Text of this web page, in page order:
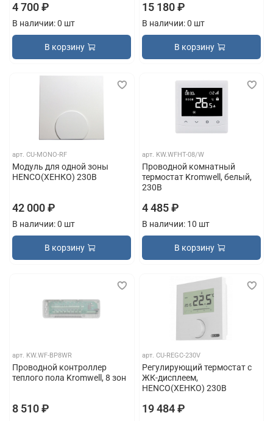
4 700 ₽
В наличии: 0 шт
В корзину
15 180 ₽
В наличии: 0 шт
В корзину
арт.CU-MONO-RF
Модуль для одной зоны
HENCO(ХЕНКО) 230В
42 000 ₽
В наличии: 0 шт
В корзину
арт. KW.WFHT-08/W
Проводной комнатный
термостат Kromwell, белый,
230В
4 485 ₽
В наличии: 10 шт
В корзину
арт. KW.WF-BP8WR
Проводной контроллер
теплого пола Kromwell, 8 зон
8 510 ₽
арт. CU-REGC-230V
Регулирующий термостат с
ЖК-дисплеем,
HENCO(ХЕНКО) 230В
19 484 ₽